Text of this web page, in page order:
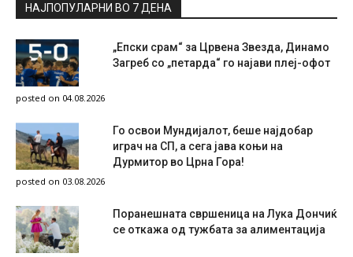
НАЈПОПУЛАРНИ ВО 7 ДЕНА
„Епски срам“ за Црвена Звезда, Динамо
Загреб со „петарда“ го најави плеј-офот
posted on 04.08.2026
Го освои Мундијалот, беше најдобар
играч на СП, а сега јава коњи на
Дурмитор во Црна Гора!
posted on 03.08.2026
Поранешната свршеница на Лука Дончиќ
се откажа од тужбата за алиментација